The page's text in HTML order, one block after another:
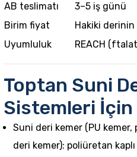
AB teslimatı
3–5 iş günü
Birim fiyat
Hakiki derinin
Uyumluluk
REACH
Toptan Suni
Sistemleri İçin
Suni deri kemer (PU
deri kemer): poliüretan